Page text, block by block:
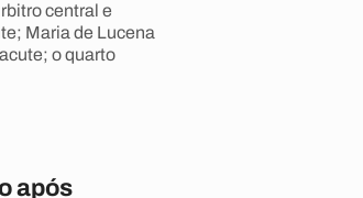
central e
Maria de Lucena
o quarto
após